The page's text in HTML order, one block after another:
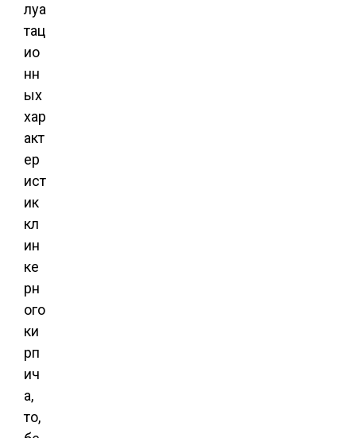
луа
тац
ио
нн
ых
хар
акт
ер
ист
ик
кл
ин
ке
рн
ого
ки
рп
ич
а,
то,